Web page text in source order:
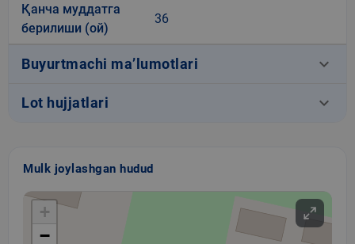
Қанча муддатга
берилиши (ой)
36
Buyurtmachi ma’lumotlari keyboard_arrow_down
Lot hujjatlari keyboard_arrow_down
Mulk joylashgan hudud
+
−